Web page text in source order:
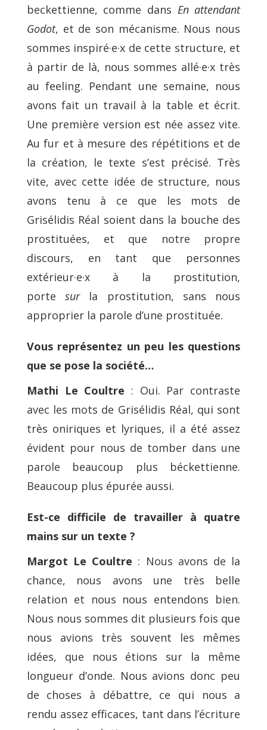
beckettienne, comme dans En attendant
Godot, et de son mécanisme. Nous nous
sommes inspiré·e·x de cette structure, et
à partir de là, nous sommes allé·e·x très
au feeling. Pendant une semaine, nous
avons fait un travail à la table et écrit.
Une première version est née assez vite.
Au fur et à mesure des répétitions et de
la création, le texte s’est précisé. Très
vite, avec cette idée de structure, nous
avons tenu à ce que les mots de
Grisélidis Réal soient dans la bouche des
prostituées, et que notre propre
discours, en tant que personnes
extérieur·e·x à la prostitution,
portesurla prostitution, sans nous
approprier la parole d’une prostituée.
Vous représentez un peu les questions
que se pose la société…
Mathi Le Coultre : Oui. Par contraste
avec les mots de Grisélidis Réal, qui sont
très oniriques et lyriques, il a été assez
évident pour nous de tomber dans une
parole beaucoup plus béckettienne.
Beaucoup plus épurée aussi.
Est-ce difficile de travailler à quatre
mains sur un texte ?
Margot Le Coultre : Nous avons de la
chance, nous avons une très belle
relation et nous nous entendons bien.
Nous nous sommes dit plusieurs fois que
nous avions très souvent les mêmes
idées, que nous étions sur la même
longueur d’onde. Nous avions donc peu
de choses à débattre, ce qui nous a
rendu assez efficaces, tant dans l’écriture